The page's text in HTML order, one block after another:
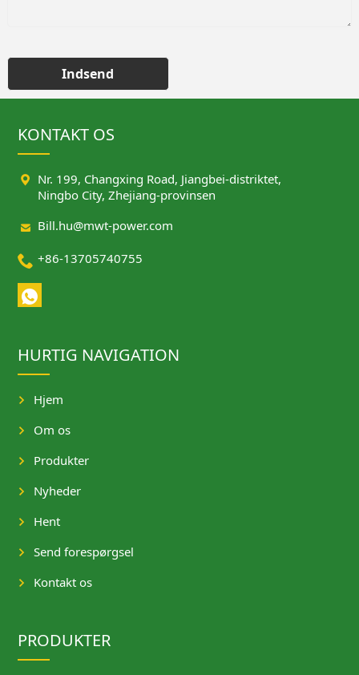
Indsend
KONTAKT OS
 Nr. 199, Changxing Road, Jiangbei-distriktet,
Ningbo City, Zhejiang-provinsen
 Bill.hu@mwt-power.com
 +86-13705740755
HURTIG NAVIGATION
Hjem
Om os
Produkter
Nyheder
Hent
Send forespørgsel
Kontakt os
PRODUKTER